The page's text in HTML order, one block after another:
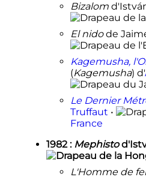
Bizalom
El nidode
Kagemusha,
(Kagemusha) d'
Le Dernier
Truffaut •
France
1982 : Mephisto
L'Homme de